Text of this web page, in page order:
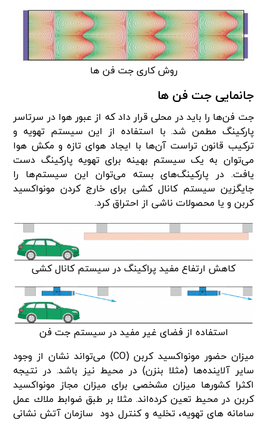
روش کاری جت فن ها
جانمایی جت فن ها
جت فن‌ها را باید در محلی قرار داد که از عبور هوا در سرتاسر
پارکینگ مطمن شد. با استفاده از این سیستم تهویه و
ترکیب قانون تراست آن‌ها با ایجاد هوای تازه و مکش هوا
می‌توان به یک سیستم بهینه برای تهویه پارکینگ دست
یافت. در پارکینگ‌های بسته می‌توان این سیستم‌ها را
جایگزین سیستم کانال کشی برای خارج کردن مونواکسید
کربن و یا محصولات ناشی از احتراق کرد.
کاهش ارتفاع مفید پراکینگ در سیستم کانال کشی
استفاده از فضای غیر مفید در سیستم جت فن
میزان حضور مونواکسید کربن (CO) می‌تواند نشان از وجود
سایر آلاینده‌ها (مثلا بنزن) در محیط نیز باشد. در نتیجه
اکثرا کشورها میزان مشخصی برای میزان مجاز مونواکسید
کربن در محیط تعین کرده‌اند. مثلا بر طبق ضوابط ملاك عمل
سامانه های تهویه، تخلیه و كنترل دود سازمان آتش نشانی